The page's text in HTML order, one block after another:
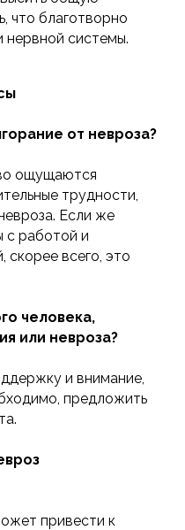
что благотворно
нервной системы.
от невроза?
ощущаются
трудности,
Если же
с работой и
скорее всего, это
человека,
или невроза?
и внимание,
предложить
привести к